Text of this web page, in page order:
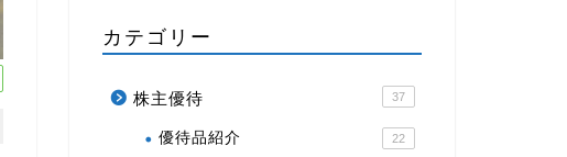
カテゴリー
株主優待 37
優待品紹介 22